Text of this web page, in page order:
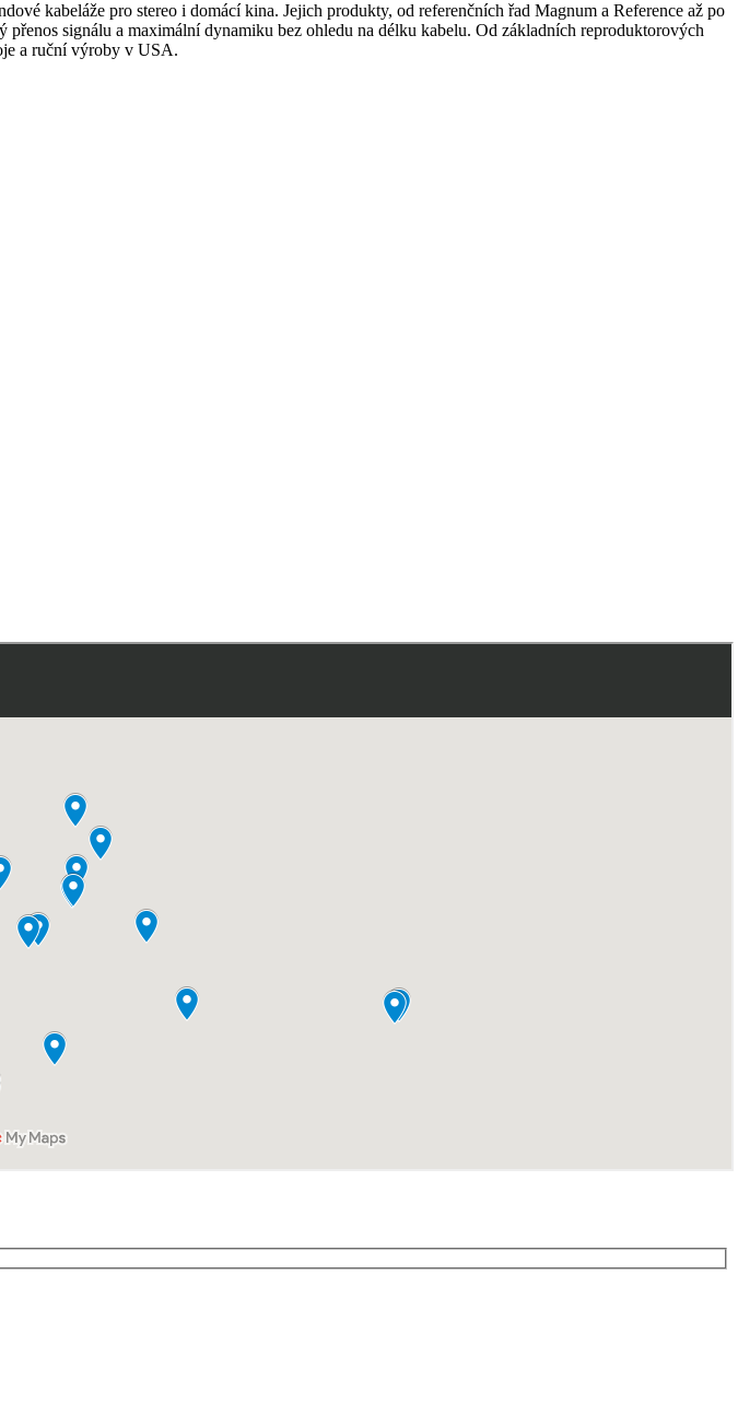
kabeláže pro stereo i domácí kina. Jejich produkty, od referenčních řad Magnum a Reference až po
signálu a maximální dynamiku bez ohledu na délku kabelu. Od základních reproduktorových
a ruční výroby v USA.